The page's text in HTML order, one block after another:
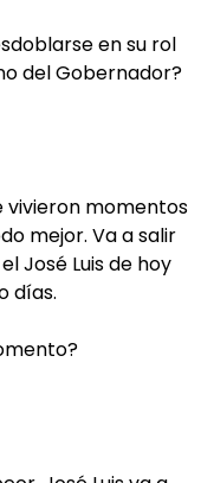
en su rol
del Gobernador?
vivieron momentos
mejor. Va a salir
José Luis de hoy
días.